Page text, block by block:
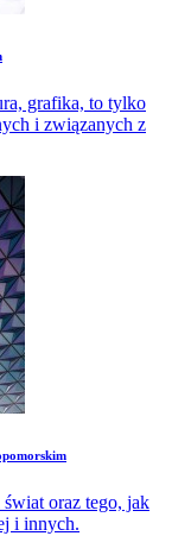
grafika, to tylko
i związanych z
oraz tego, jak
i innych.